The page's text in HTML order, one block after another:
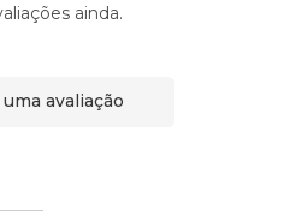
ainda.
avaliação